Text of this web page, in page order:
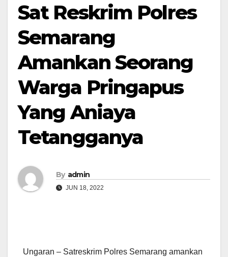
Sat Reskrim Polres
Semarang
Amankan Seorang
Warga Pringapus
Yang Aniaya
Tetangganya
By admin
JUN 18, 2022
Ungaran – Satreskrim Polres Semarang amankan